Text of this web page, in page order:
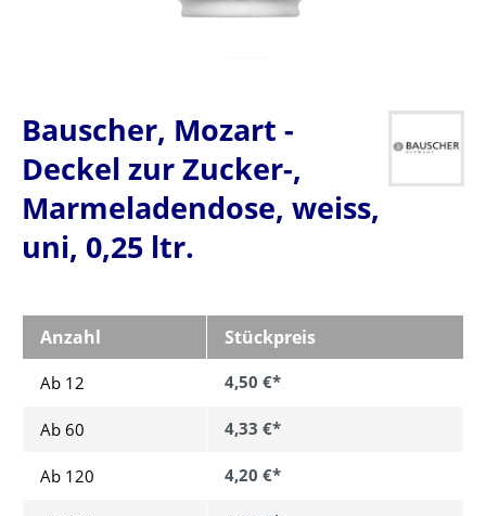
Bauscher, Mozart -
Deckel zur Zucker-,
Marmeladendose, weiss,
uni, 0,25 ltr.
Anzahl Stückpreis
Ab 12 4,50 €*
Ab 60 4,33 €*
Ab 120 4,20 €*